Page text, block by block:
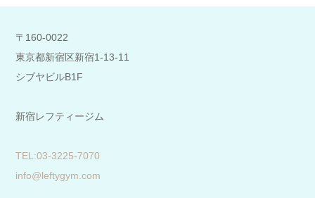
〒160-0022
東京都新宿区新宿1-13-11
シブヤビルB1F
新宿レフティージム
​TEL:03-3225-7070
info@leftygym.com